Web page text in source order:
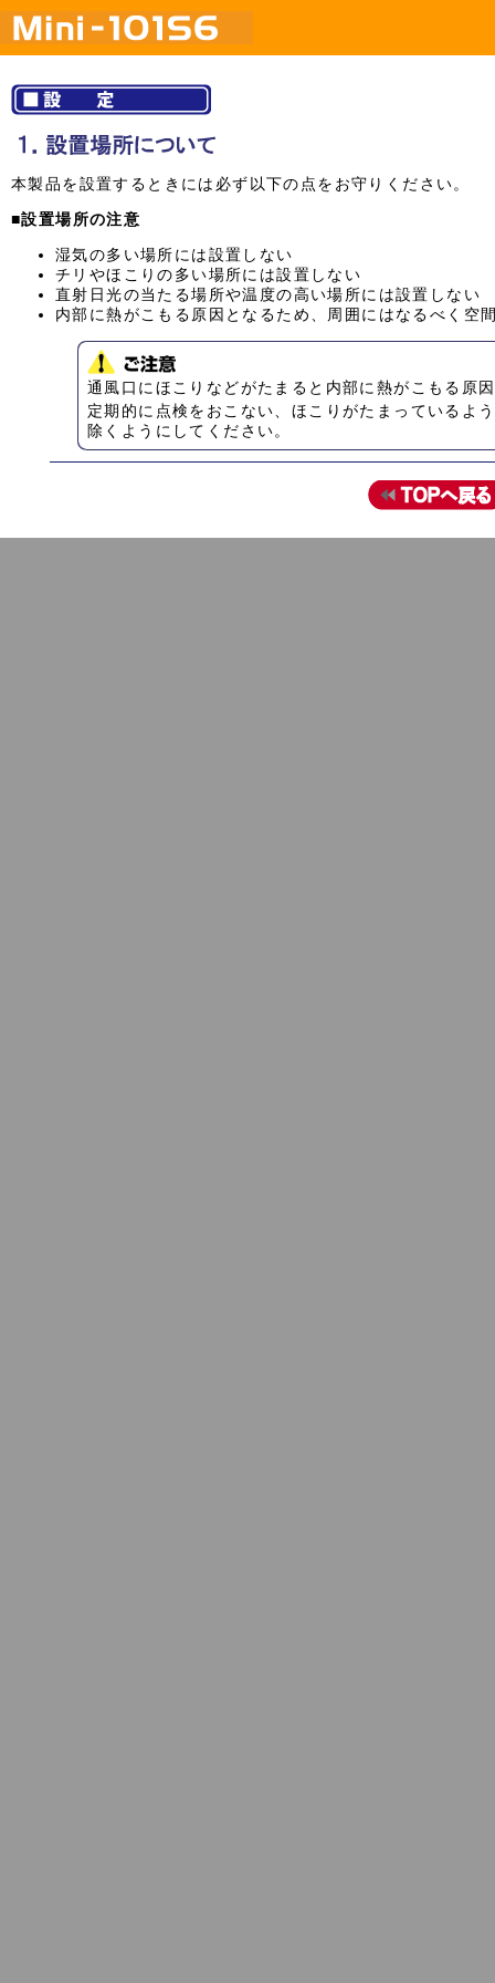
本製品を設置するときには必ず以下の点をお守りください。
■設置場所の注意
湿気の多い場所には設置しない
チリやほこりの多い場所には設置しない
直射日光の当たる場所や温度の高い場所には設置しない
内部に熱がこもる原因となるため、周囲にはなるべく空
通風口にほこりなどがたまると内部に熱がこもる原
定期的に点検をおこない、ほこりがたまっているよ
除くようにしてください。